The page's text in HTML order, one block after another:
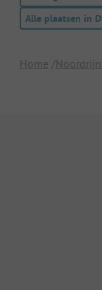
Alle plaatsen in
Home